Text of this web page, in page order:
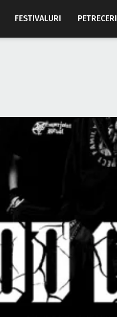
FESTIVALURI PETRECERI